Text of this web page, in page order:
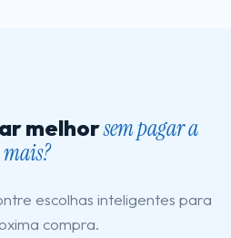
melhorsem pagar a
mais?
escolhas inteligentes para
compra.